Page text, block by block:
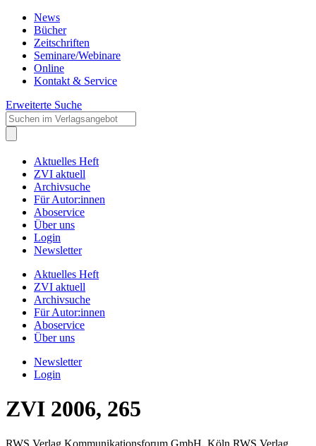
News
Bücher
Zeitschriften
Seminare/Webinare
Online
Kontakt & Service
Erweiterte Suche
Aktuelles Heft
ZVI aktuell
Archivsuche
Für Autor:innen
Aboservice
Über uns
Login
Newsletter
Aktuelles Heft
ZVI aktuell
Archivsuche
Für Autor:innen
Aboservice
Über uns
Newsletter
Login
ZVI 2006, 265
RWS Verlag Kommunikationsforum GmbH, Köln RWS Verlag